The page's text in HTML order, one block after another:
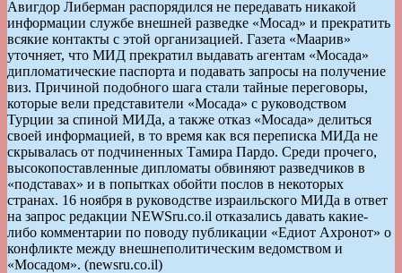
Авигдор Либерман распорядился не передавать никакой
информации службе внешней разведке «Мосад» и прекратить
всякие контакты с этой организацией. Газета «Маарив»
уточняет, что МИД прекратил выдавать агентам «Мосада»
дипломатические паспорта и подавать запросы на получение
виз. Причиной подобного шага стали тайные переговоры,
которые вели представители «Мосада» с руководством
Турции за спиной МИДа, а также отказ «Мосада» делиться
своей информацией, в то время как вся переписка МИДа не
скрывалась от подчиненных Тамира Пардо. Среди прочего,
высокопоставленные дипломаты обвиняют разведчиков в
«подставах» и в попытках обойти послов в некоторых
странах. 16 ноября в руководстве израильского МИДа в ответ
на запрос редакции NEWSru.co.il отказались давать какие-
либо комментарии по поводу публикации «Едиот Ахронот» о
конфликте между внешнеполитическим ведомством и
«Мосадом». (newsru.co.il)